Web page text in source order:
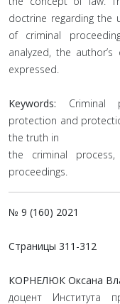
doctrine regarding the
of criminal
analyzed, the
expressed.
Keywords: Criminal
protection and
the truth in
the criminal
proceedings.
№ 9 (160) 2021
Страницы 311-312
КОРНЕЛЮК Оксана
доцент Института